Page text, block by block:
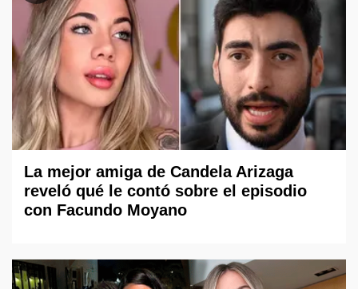
La mejor amiga de Candela Arizaga
reveló qué le contó sobre el episodio
con Facundo Moyano